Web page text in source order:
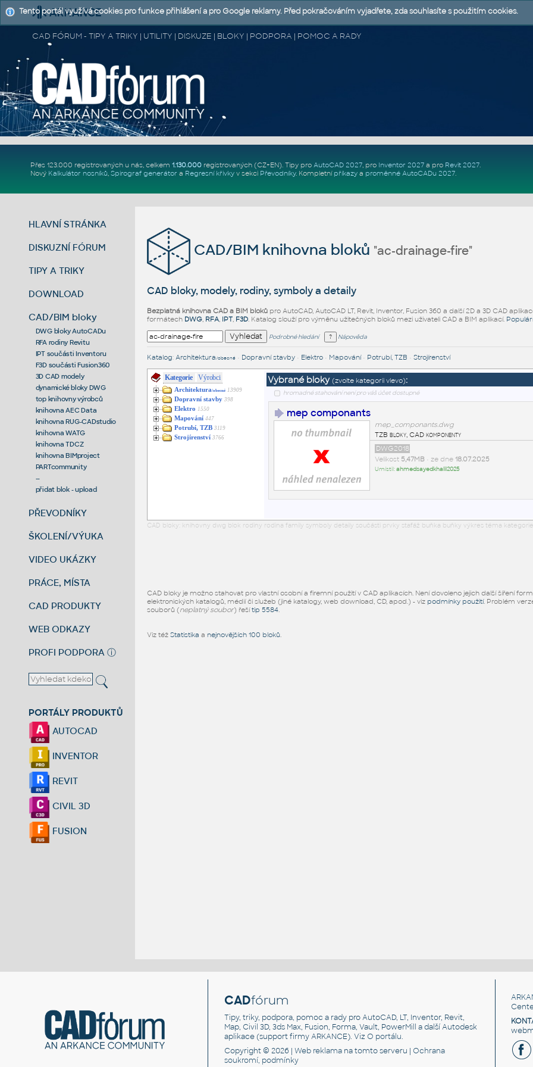
CAD FÓRUM - TIPY A TRIKY | UTILITY | DISKUZE | BLOKY | PODPORA | POMOC A RADY
Přes 123.000 registrovaných u nás, celkem 1.130.000registrovaných (CZ+EN). Tipy pro AutoCAD 2027, pro Inventor 2027a pro Revit 2027.
Nový Kalkulátor nosníků, Spirograf generátor a Regresní křivkyv sekci Převodníky. Kompletní příkazya proměnné AutoCADu 2027.
HLAVNÍ STRÁNKA
DISKUZNÍ FÓRUM
TIPY A TRIKY
DOWNLOAD
CAD/BIM bloky
DWG bloky AutoCADu
RFA rodiny Revitu
IPT součásti Inventoru
F3D součásti Fusion360
3D CAD modely
dynamické bloky DWG
top knihovny výrobců
knihovna AEC Data
knihovna RUG-CADstudio
knihovna WATG
knihovna TDCZ
knihovna BIMproject
PARTcommunity
--
přidat blok - upload
PŘEVODNÍKY
ŠKOLENÍ/VÝUKA
VIDEO UKÁZKY
PRÁCE, MÍSTA
CAD PRODUKTY
WEB ODKAZY
PROFI PODPORA ⓘ
PORTÁLY PRODUKTŮ
AUTOCAD
INVENTOR
REVIT
CIVIL 3D
FUSION
CAD/BIM knihovna bloků "ac-drainage-fire"
CAD bloky, modely, rodiny, symboly a detaily
Bezplatná knihovna CAD a BIM blokůpro AutoCAD, AutoCAD LT, Revit, Inventor, Fusion 360 a další 2D a 3D CAD
formátech DWG, RFA, IPT, F3D. Katalog slouží pro výměnu užitečných bloků mezi uživateli CAD a BIM aplikací.
Podrobné hledání Nápověda
Katalog: Architektura /obecné• Dopravní stavby• Elektro• Mapování• Potrubí, TZB • Strojírenství
Kategorie Výrobci
Architektura/obecné 13909
Dopravní stavby 398
Elektro 1550
Mapování 447
Potrubí, TZB 3119
Strojírenství 3766
Vybrané bloky (zvolte kategorii vlevo):
hromadné stahování není pro váš účet dostupné
mep componants
mep_componants.dwg
TZB bloky, CAD komponenty
DWG2018
Velikost 5,47MB• ze dne 18.07.2025
Umístil:ahmedsayedkhalil2025
CAD bloky: knihovny dwg blok rodiny rodina family symboly detaily součásti prvky stafáž buňka buňky výkres téma
CAD bloky je možno stahovat pro vlastní osobní a firemní použití v CAD aplikacích. Není dovoleno jejich další šíření
elektronických katalogů, médií či služeb (jiné katalogy, web download, CD, apod.) - viz podmínky použití. Problém
souborů (neplatný soubor) řešítip 5584.
Viz též Statistika a nejnovějších 100 bloků.
CADfórum
Tipy, triky, podpora, pomoc a rady pro AutoCAD, LT, Inventor, Revit,
Map, Civil 3D, 3ds Max, Fusion, Forma, Vault, PowerMill a další Autodesk
aplikace (support firmy ARKANCE). VizO portálu.
Copyright © 2026 |Web reklama na tomto serveru |Ochrana
soukromí, podmínky
Tento portál využívá cookies pro funkce přihlášení a pro Google reklamy. Před pokračováním vyjadřete, zda souhlasíte s použitím cookies.